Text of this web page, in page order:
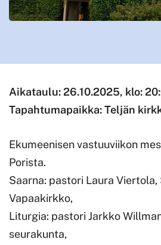
Aikataulu:26.10.2025, klo:
Tapahtumapaikka: Teljän
Ekumeenisen vastuuviikon
Porista.
Saarna: pastori Laura Viertola,
Vapaakirkko,
Liturgia: pastori Jarkko
seurakunta,